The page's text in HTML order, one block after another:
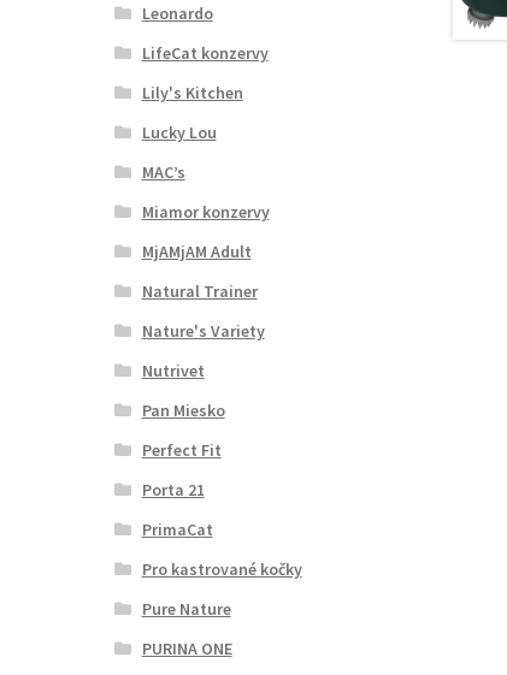
Leonardo
LifeCat konzervy
Lily's Kitchen
Lucky Lou
MAC’s
Miamor konzervy
MjAMjAM Adult
Natural Trainer
Nature's Variety
Nutrivet
Pan Miesko
Perfect Fit
Porta 21
PrimaCat
Pro kastrované kočky
Pure Nature
PURINA ONE